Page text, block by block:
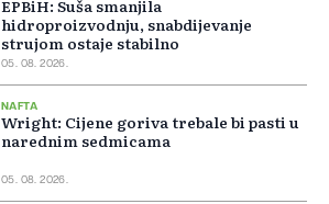
EPBiH: Suša smanjila
hidroproizvodnju, snabdijevanje
strujom ostaje stabilno
05. 08. 2026.
NAFTA
Wright: Cijene goriva trebale bi pasti u
narednim sedmicama
05. 08. 2026.